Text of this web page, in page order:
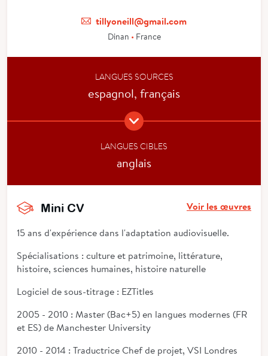
tillyoneill@gmail.com
Dinan • France
LANGUES SOURCES
espagnol, français
LANGUES CIBLES
anglais
Mini CV Voir les œuvres
15 ans d'expérience dans l'adaptation audiovisuelle.
Spécialisations : culture et patrimoine, littérature,
histoire, sciences humaines, histoire naturelle
Logiciel de sous-titrage : EZTitles
2005 - 2010 : Master (Bac+5) en langues modernes (FR
et ES) de Manchester University
2010 - 2014 : Traductrice Chef de projet, VSI Londres